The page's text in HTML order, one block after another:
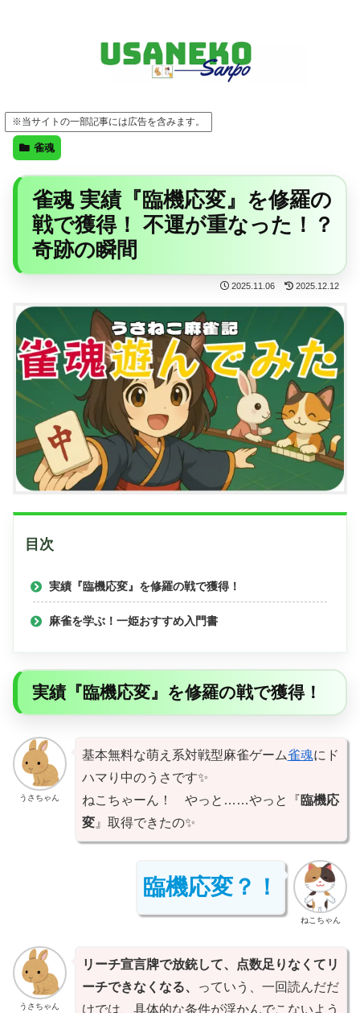
※当サイトの一部記事には広告を含みます。
雀魂
雀魂 実績『臨機応変』を修羅の
戦で獲得！ 不運が重なった！？
奇跡の瞬間
2025.11.06 2025.12.12
目次
実績『臨機応変』を修羅の戦で獲得！
麻雀を学ぶ！一姫おすすめ入門書
実績『臨機応変』を修羅の戦で獲得！
うさちゃん
基本無料な萌え系対戦型麻雀ゲーム雀魂にド
ハマり中のうさです✨
ねこちゃーん！ やっと……やっと『臨機応
変』取得できたの✨️
ねこちゃん
臨機応変？！
うさちゃん
リーチ宣言牌で放銃して、点数足りなくてリ
ーチできなくなる、
っていう、一回読んだだ
けでは、具体的な条件が浮かんでこないよう